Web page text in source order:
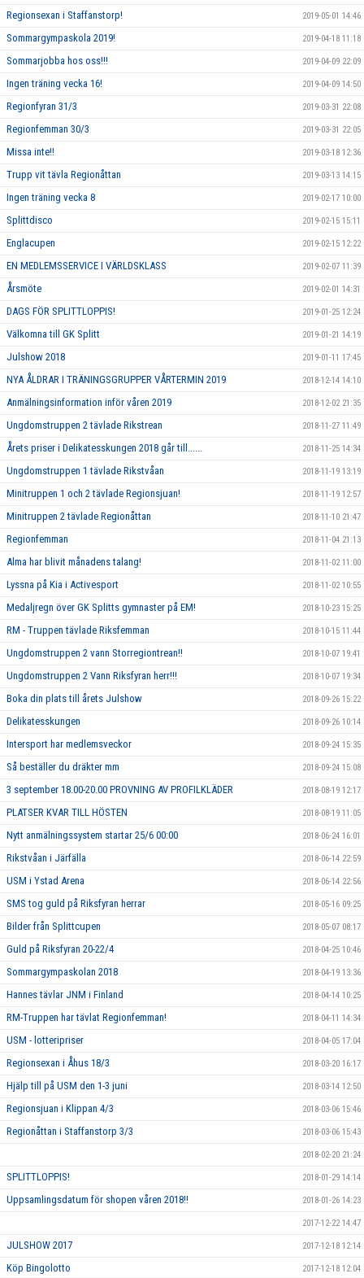
Regionsexan i Staffanstorp! 2019-05-01 14:46
Sommargympaskola 2019! 2019-04-18 11:18
Sommarjobba hos oss!!! 2019-04-09 22:09
Ingen träning vecka 16! 2019-04-09 14:50
Regionfyran 31/3 2019-03-31 22:08
Regionfemman 30/3 2019-03-31 22:05
Missa inte!! 2019-03-18 12:36
Trupp vit tävla Regionåttan 2019-03-13 14:15
Ingen träning vecka 8 2019-02-17 10:00
Splittdisco 2019-02-15 15:11
Englacupen 2019-02-15 12:22
EN MEDLEMSSERVICE I VÄRLDSKLASS 2019-02-07 11:39
Årsmöte 2019-02-01 14:31
DAGS FÖR SPLITTLOPPIS! 2019-01-25 12:24
Välkomna till GK Splitt 2019-01-21 14:19
Julshow 2018 2019-01-11 17:45
NYA ÅLDRAR I TRÄNINGSGRUPPER VÅRTERMIN 2019 2018-12-14 14:10
Anmälningsinformation inför våren 2019 2018-12-02 21:35
Ungdomstruppen 2 tävlade Rikstrean 2018-11-27 11:49
Årets priser i Delikatesskungen 2018 går till...... 2018-11-25 14:34
Ungdomstruppen 1 tävlade Rikstvåan 2018-11-19 13:19
Minitruppen 1 och 2 tävlade Regionsjuan! 2018-11-19 12:57
Minitruppen 2 tävlade Regionåttan 2018-11-10 21:47
Regionfemman 2018-11-04 21:13
Alma har blivit månadens talang! 2018-11-02 11:00
Lyssna på Kia i Activesport 2018-11-02 10:55
Medaljregn över GK Splitts gymnaster på EM! 2018-10-23 15:25
RM - Truppen tävlade Riksfemman 2018-10-15 11:44
Ungdomstruppen 2 vann Storregiontrean!! 2018-10-07 19:41
Ungdomstruppen 2 Vann Riksfyran herr!!! 2018-10-07 19:34
Boka din plats till årets Julshow 2018-09-26 15:22
Delikatesskungen 2018-09-26 10:14
Intersport har medlemsveckor 2018-09-24 15:35
Så beställer du dräkter mm 2018-09-24 15:08
3 september 18.00-20.00 PROVNING AV PROFILKLÄDER 2018-08-19 12:17
PLATSER KVAR TILL HÖSTEN 2018-08-19 11:05
Nytt anmälningssystem startar 25/6 00:00 2018-06-24 16:01
Rikstvåan i Järfälla 2018-06-14 22:59
USM i Ystad Arena 2018-06-14 22:56
SMS tog guld på Riksfyran herrar 2018-05-16 09:25
Bilder från Splittcupen 2018-05-07 08:17
Guld på Riksfyran 20-22/4 2018-04-25 10:46
Sommargympaskolan 2018 2018-04-19 13:36
Hannes tävlar JNM i Finland 2018-04-14 10:25
RM-Truppen har tävlat Regionfemman! 2018-04-11 14:34
USM - lotteripriser 2018-04-05 17:04
Regionsexan i Åhus 18/3 2018-03-20 16:17
Hjälp till på USM den 1-3 juni 2018-03-14 12:50
Regionsjuan i Klippan 4/3 2018-03-06 15:46
Regionåttan i Staffanstorp 3/3 2018-03-06 15:43
2018-02-20 21:24
SPLITTLOPPIS! 2018-01-29 14:14
Uppsamlingsdatum för shopen våren 2018!! 2018-01-26 14:23
2017-12-22 14:47
JULSHOW 2017 2017-12-18 12:14
Köp Bingolotto 2017-12-18 12:04